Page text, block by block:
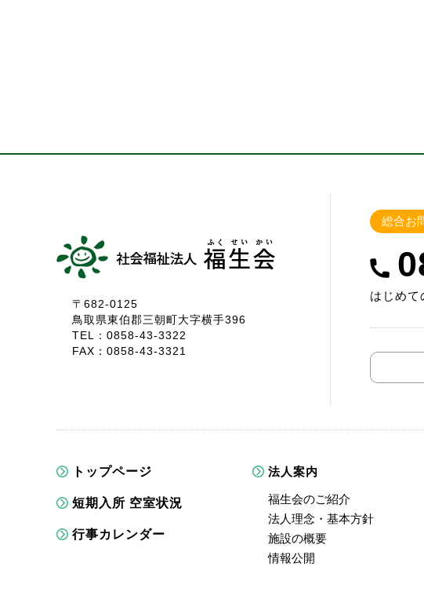
〒682-0125
鳥取県東伯郡三朝町大字横手396
TEL：0858-43-3322
FAX：0858-43-3321
総合お
はじめて
トップページ
短期入所 空室状況
行事カレンダー
法人案内
福生会のご紹介
法人理念・基本方針
施設の概要
情報公開